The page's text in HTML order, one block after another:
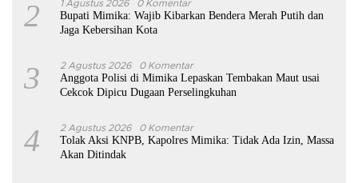
2 1 Agustus 2026 0 Komentar
Bupati Mimika: Wajib Kibarkan Bendera Merah Putih dan
Jaga Kebersihan Kota
3 2 Agustus 2026 0 Komentar
Anggota Polisi di Mimika Lepaskan Tembakan Maut usai
Cekcok Dipicu Dugaan Perselingkuhan
4 2 Agustus 2026 0 Komentar
Tolak Aksi KNPB, Kapolres Mimika: Tidak Ada Izin, Massa
Akan Ditindak